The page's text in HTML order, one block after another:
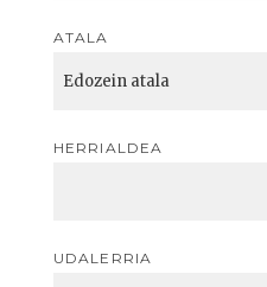
ATALA
HERRIALDEA
UDALERRIA